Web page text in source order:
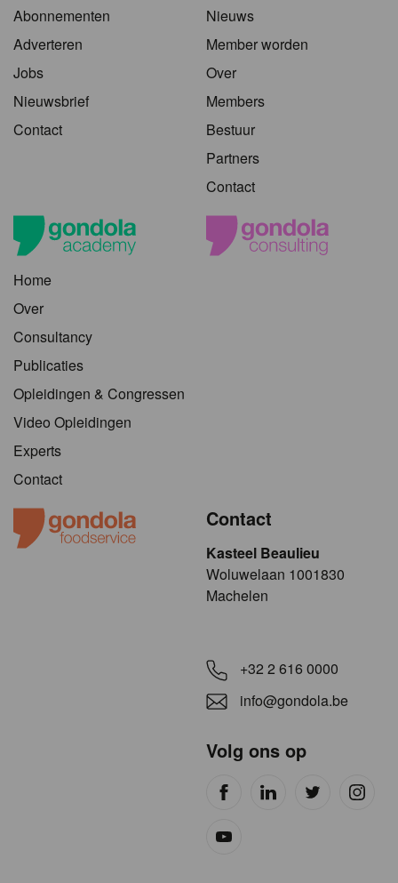
Abonnementen
Adverteren
Jobs
Nieuwsbrief
Contact
Nieuws
Member worden
Over
Members
Bestuur
Partners
Contact
Home
Over
Consultancy
Publicaties
Opleidingen & Congressen
Video Opleidingen
Experts
Contact
Contact
Kasteel Beaulieu
​​​Woluwelaan 1001830
Machelen
+32 2 616 0000
info@gondola.be
Volg ons op